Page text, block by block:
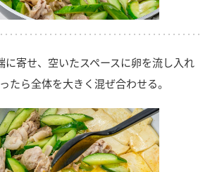
に寄せ、空いたスペースに卵を流し入れ
たら全体を大きく混ぜ合わせる。